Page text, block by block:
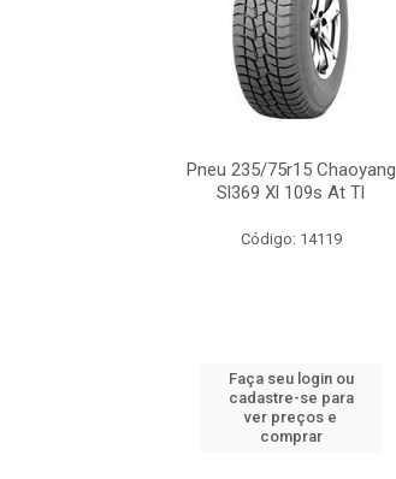
Pneu 235/75r15 Chaoyang
Sl369 Xl 109s At Tl
Código: 14119
Faça seu login ou
cadastre-se para
ver preços e
comprar